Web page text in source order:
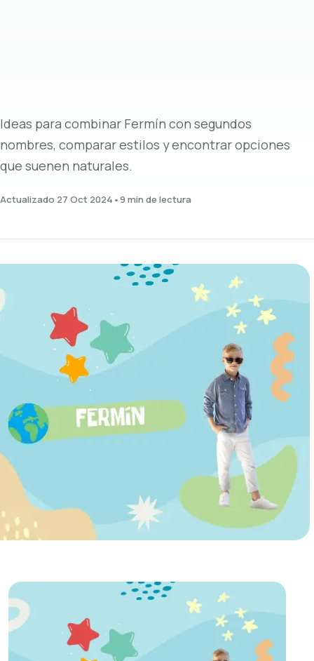
Ideas para combinar Fermín con segundos
nombres, comparar estilos y encontrar opciones
que suenen naturales.
Actualizado 27 Oct 2024 •9 min de lectura